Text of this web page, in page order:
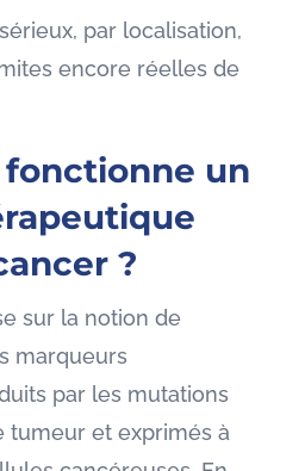
par localisation,
encore réelles de
un
?
sur la notion de
marqueurs
par les mutations
tumeur et exprimés à